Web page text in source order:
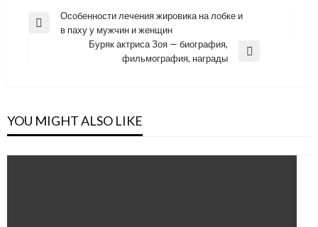
Навигация
Previous
Особенности лечения жировика на лобке и
в паху у мужчин и женщин
Буряк актриса Зоя — биография,
фильмография, награды
YOU MIGHT ALSO LIKE